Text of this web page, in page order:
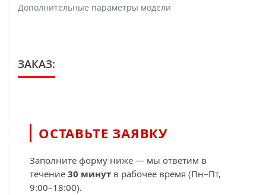
Дополнительные параметры модели
ЗАКАЗ:
ОСТАВЬТЕ ЗАЯВКУ
Заполните форму ниже — мы ответим в
течение 30 минут в рабочее время (Пн–Пт,
9:00–18:00).